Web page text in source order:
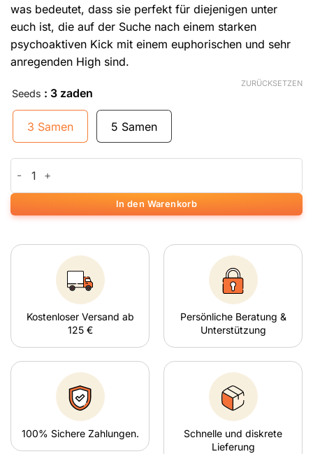
was bedeutet, dass sie perfekt für diejenigen unter
euch ist, die auf der Suche nach einem starken
psychoaktiven Kick mit einem euphorischen und sehr
anregenden High sind.
Seeds : 3 zaden
3 Samen 5 Samen
ZURÜCKSETZEN
In den Warenkorb
Kostenloser Versand ab
125 €
Persönliche Beratung &
Unterstützung
100% Sichere Zahlungen.
Schnelle und diskrete
Lieferung